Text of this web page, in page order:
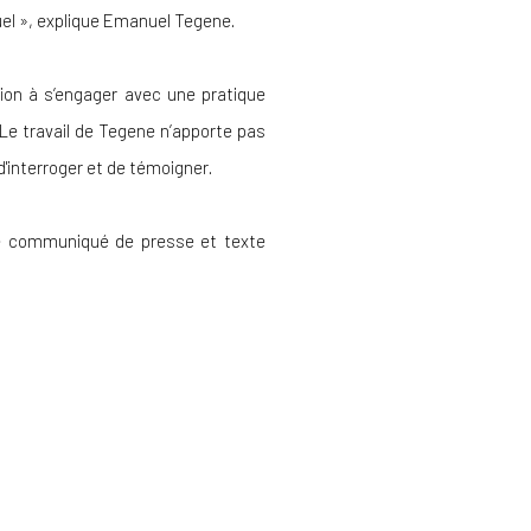
», explique Emanuel Tegene.
à s’engager avec une pratique
travail de Tegene n’apporte pas
et de témoigner.
communiqué de presse et texte